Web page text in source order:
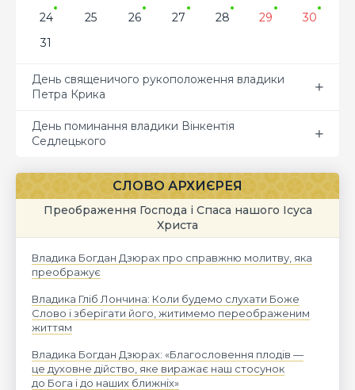
24
25 26 27 28 29
30
31
День священичого рукоположення владики
Петра Крика
День поминання владики Вінкентія
Седлецького
СЛОВО АРХИЄРЕЯ
Преображення Господа і Спаса нашого Ісуса
Христа
Владика Богдан Дзюрах про справжню молитву, яка
преображує
Владика Гліб Лончина: Коли будемо слухати Боже
Слово і зберігати його, житимемо переображеним
життям
Владика Богдан Дзюрах: «Благословення плодів —
це духовне дійство, яке виражає наш стосунок
до Бога і до наших ближніх»